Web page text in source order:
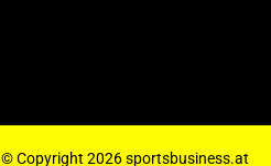
© Copyright 2026 sportsbusiness.at